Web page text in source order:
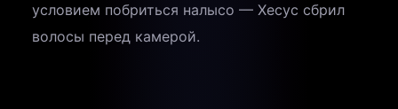
условием побриться налысо — Хесус сбрил
волосы перед камерой.